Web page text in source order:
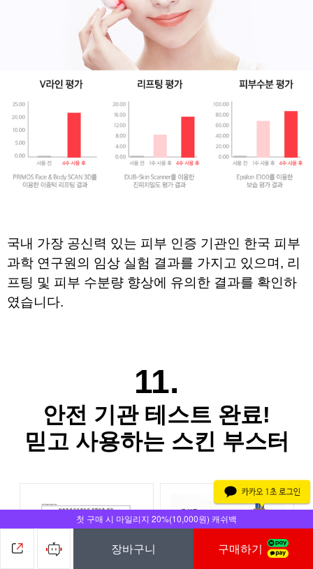
첫 구매 시 마일리지 20%(10,000원) 캐쉬백
장바구니 구매하기
국내 가장 공신력 있는 피부 인증 기관인 한국 피부
과학 연구원의 임상 실험 결과를 가지고 있으며, 리
프팅 및 피부 수분량 향상에 유의한 결과를 확인하
였습니다.
11.
안전 기관 테스트 완료!
믿고 사용하는 스킨 부스터